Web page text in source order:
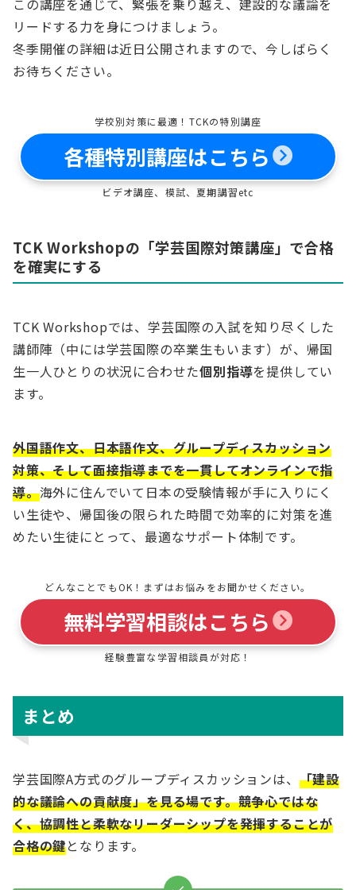
この講座を通じて、緊張を乗り越え、建設的な議論を
リードする力を身につけましょう。
冬季開催の詳細は近日公開されますので、今しばらく
お待ちください。
学校別対策に最適！TCKの特別講座
各種特別講座はこちら
ビデオ講座、模試、夏期講習etc
TCK Workshopの「学芸国際対策講座」で合格
を確実にする
TCK Workshopでは、学芸国際の入試を知り尽くした
講師陣（中には学芸国際の卒業生もいます）が、帰国
生一人ひとりの状況に合わせた個別指導を提供してい
ます。
外国語作文、日本語作文、グループディスカッション
対策、そして面接指導までを一貫してオンラインで指
導。海外に住んでいて日本の受験情報が手に入りにく
い生徒や、帰国後の限られた時間で効率的に対策を進
めたい生徒にとって、最適なサポート体制です。
どんなことでもOK！まずはお悩みをお聞かせください。
無料学習相談はこちら
経験豊富な学習相談員が対応！
まとめ
学芸国際A方式のグループディスカッションは、 「建設
的な議論への貢献度」を見る場です。競争心ではな
く、協調性と柔軟なリーダーシップを発揮することが
合格の鍵となります。